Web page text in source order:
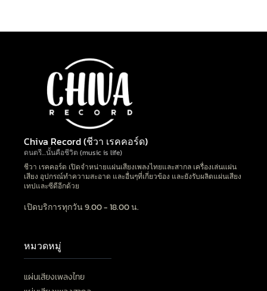
Chiva Record (ชีวา เรคคอร์ด)
ดนตรี…นั้นคือชีวิต (music is life)
ชีวา เรคคอร์ด เปิดจำหน่ายแผ่นเสียงเพลงไทยและสากล เครื่องเล่นแผ่น
เสียง อุปกรณ์ทำความสะอาด และอื่นๆที่เกี่ยวข้อง และยังรับผลิตแผ่นเสียง
เทปและซีดีอีกด้วย
เปิดบริการทุกวัน 9.00 - 18.00 น.
หมวดหมู่
แผ่นเสียงเพลงไทย